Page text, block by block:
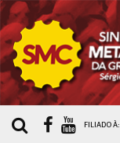
FILIADO À: